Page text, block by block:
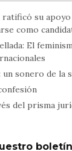
su
como
El
sonero de la
del prisma
boletín